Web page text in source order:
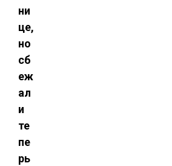
ни
це,
но
сб
еж
ал
и
те
пе
рь